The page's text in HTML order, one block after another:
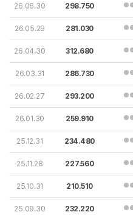
26.06.30 298.750
26.05.29 281.030
26.04.30 312.680
26.03.31 286.730
26.02.27 293.200
26.01.30 259.910
25.12.31 234.480
25.11.28 227.560
25.10.31 210.510
25.09.30 232.220